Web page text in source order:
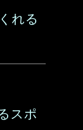
れる
スポ